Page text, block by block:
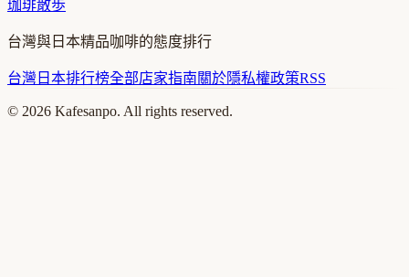
珈琲散歩
台灣與日本精品咖啡的態度排行
台灣 日本排行榜全部店家指南關於隱私權政策RSS
© 2026 Kafesanpo. All rights reserved.